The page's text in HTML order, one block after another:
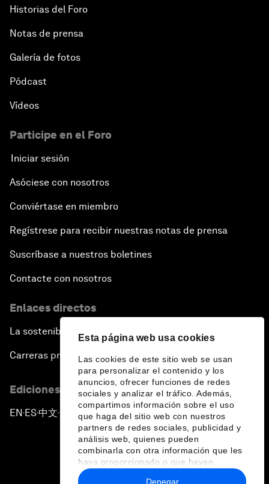
Esta página web usa cookies
Las cookies de este sitio web se usan
para personalizar el contenido y los
anuncios, ofrecer funciones de redes
sociales y analizar el tráfico. Además,
compartimos información sobre el uso
que haga del sitio web con nuestros
partners de redes sociales, publicidad y
análisis web, quienes pueden
combinarla con otra información que les
haya proporcionado o que hayan
recopilado a partir del uso que haya
Denegar
Historias del Foro
Notas de prensa
Galería de fotos
Pódcast
Vídeos
Participe en el Foro
Iniciar sesión
Asóciese con nosotros
Conviértase en miembro
Regístrese para recibir nuestras notas de prensa
Suscríbase a nuestros boletines
Contacte con nosotros
Enlaces directos
La sostenibilidad en el Foro
Carreras profesionales
Ediciones en otros idiomas
EN ▪ES▪中文▪ 日本語